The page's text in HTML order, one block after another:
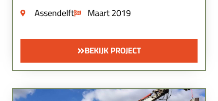
Assendelft Maart 2019
BEKIJK PROJECT